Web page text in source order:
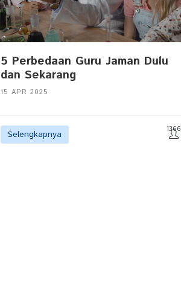
5 Perbedaan Guru Jaman Dulu
dan Sekarang
15 APR 2025
Selengkapnya 1366